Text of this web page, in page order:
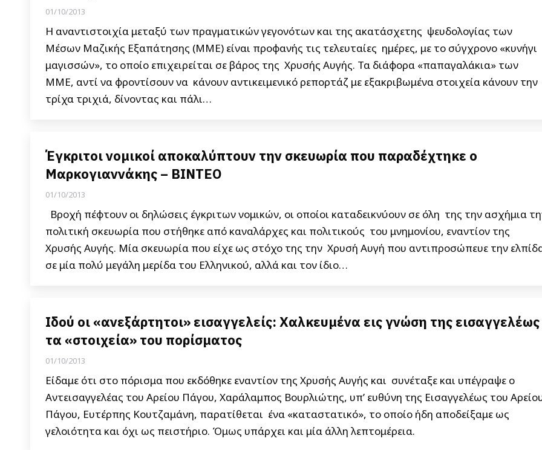
01/10/2013
Η αναντιστοιχία μεταξύ των πραγματικών γεγονότων και της ακατάσχετης ψευδολογίας των
Μέσων Μαζικής Εξαπάτησης (ΜΜΕ) είναι προφανής τις τελευταίες ημέρες, με το σύγχρονο «κυνήγι
μαγισσών», το οποίο επιχειρείται σε βάρος της Χρυσής Αυγής. Τα διάφορα «παπαγαλάκια» των
ΜΜΕ, αντί να φροντίσουν να κάνουν αντικειμενικό ρεπορτάζ με εξακριβωμένα στοιχεία κάνουν την
τρίχα τριχιά, δίνοντας και πάλι…
Έγκριτοι νομικοί αποκαλύπτουν την σκευωρία που παραδέχτηκε ο
Μαρκογιαννάκης – ΒΙΝΤΕΟ
01/10/2013
Βροχή πέφτουν οι δηλώσεις έγκριτων νομικών, οι οποίοι καταδεικνύουν σε όλη της την ασχήμια
πολιτική σκευωρία που στήθηκε από καναλάρχες και πολιτικούς του μνημονίου, εναντίον της
Χρυσής Αυγής. Μία σκευωρία που είχε ως στόχο της την Χρυσή Αυγή που αντιπροσώπευε την
σε μία πολύ μεγάλη μερίδα του Ελληνικού, αλλά και τον ίδιο…
Ιδού οι «ανεξάρτητοι» εισαγγελείς: Χαλκευμένα εις γνώση της εισαγγελέως
τα «στοιχεία» του πορίσματος
01/10/2013
Είδαμε ότι στο πόρισμα που εκδόθηκε εναντίον της Χρυσής Αυγής και συνέταξε και υπέγραψε ο
Αντεισαγγελέας του Αρείου Πάγου, Χαράλαμπος Βουρλιώτης, υπ’ ευθύνη της Εισαγγελέως του
Πάγου, Ευτέρπης Kουτζαμάνη, παρατίθεται ένα «καταστατικό», το οποίο ήδη αποδείξαμε ως
γελοιότητα και όχι ως πειστήριο. Όμως υπάρχει και μία άλλη λεπτομέρεια.